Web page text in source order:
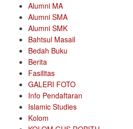
Alumni MA
Alumni SMA
Alumni SMK
Bahtsul Masail
Bedah Buku
Berita
Fasilitas
GALERI FOTO
Info Pendaftaran
Islamic Studies
Kolom